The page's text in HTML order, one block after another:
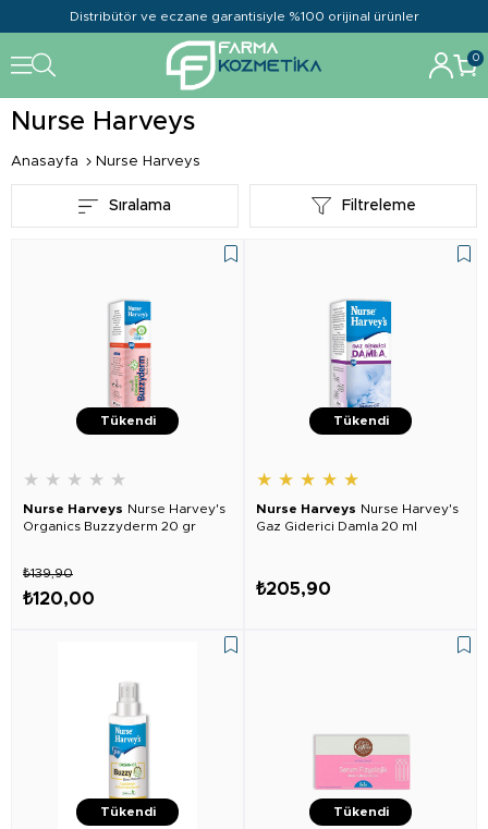
Distribütör ve eczane garantisiyle %100 orijinal ürünler
0
Nurse Harveys
Anasayfa Nurse Harveys
Filtreleme
Sıralama
Tükendi
★ ★ ★ ★ ★
Nurse Harveys Nurse Harvey's
Organics Buzzyderm 20 gr
₺120,00
₺139,90
Tükendi
★ ★ ★ ★ ★
Nurse Harveys Nurse Harvey's
Gaz Giderici Damla 20 ml
₺205,90
Tükendi Tükendi